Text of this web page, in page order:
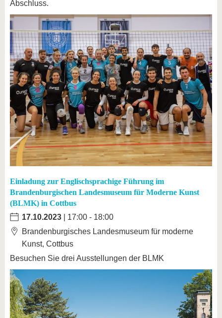
Abschluss.
Einladung zur Englischsprachige Führung im
Brandenburgischen Landesmuseum für Moderne Kunst
(BLMK) in Cottbus
17.10.2023 | 17:00 - 18:00
Brandenburgisches Landesmuseum für moderne
Kunst, Cottbus
Besuchen Sie drei Ausstellungen der BLMK